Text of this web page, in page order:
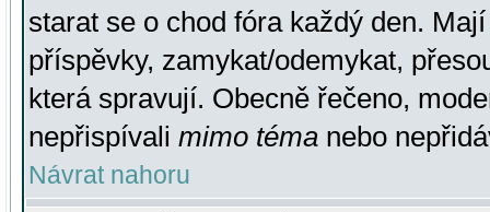
starat se o chod fóra každý den.
příspěvky, zamykat/odemykat,
která spravují. Obecně řečeno,
nepřispívali mimo téma nebo
Návrat nahoru